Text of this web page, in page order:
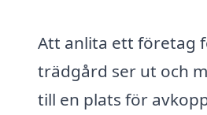
Att anlita ett företag
trädgård ser ut och
till en plats för